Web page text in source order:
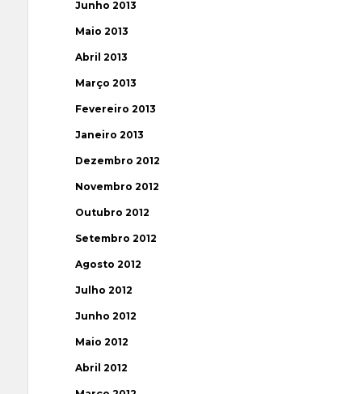
Junho 2013
Maio 2013
Abril 2013
Março 2013
Fevereiro 2013
Janeiro 2013
Dezembro 2012
Novembro 2012
Outubro 2012
Setembro 2012
Agosto 2012
Julho 2012
Junho 2012
Maio 2012
Abril 2012